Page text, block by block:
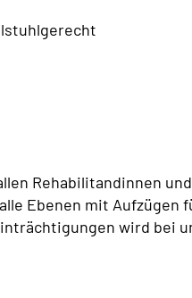
Rehabilitandinnen
Ebenen mit
wird bei